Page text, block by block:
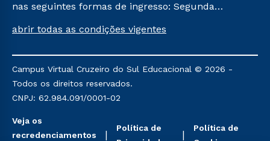
nas seguintes formas de ingresso: Segunda
Já para as demais, a taxa de matrícula será de R$
mencionadas são referentes aos cursos: Ensino
Religioso, Geografia para a Docência e Metodologia
do Ensino de História: Questões Atuais.
abrir todas as condições vigentes
Campus Virtual Cruzeiro do Sul Educacional © 2026 -
Todos os direitos reservados.
CNPJ: 62.984.091/0001-02
Veja os
recredenciamentos
Política de
Política de